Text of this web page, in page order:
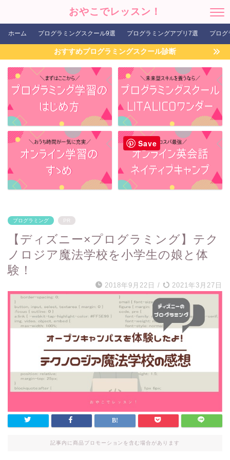
おやこでレッスン！
ホーム プログラミングスクール9選 プログラミングアプリ7選 プログ
おすすめプログラミングスクール診断
プログラミング PR
【ディズニー×プログラミング】テク
ノロジア魔法学校を小学生の娘と体
験！
2018年9月22日 / 2021年3月27日
記事内に商品プロモーションを含む場合があります
Save